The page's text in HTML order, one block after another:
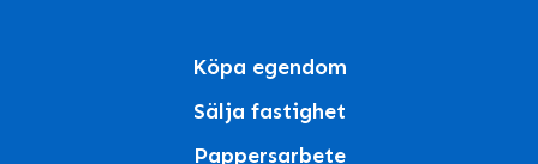
Köpa egendom
Sälja fastighet
Pappersarbete